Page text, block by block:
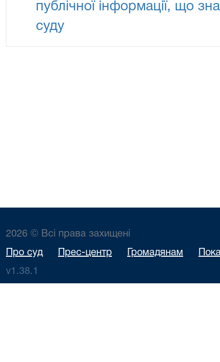
публічної інформації, що
суду
2026 © Всі права захищені
Про суд Прес-центр Громадянам
v1.38.1